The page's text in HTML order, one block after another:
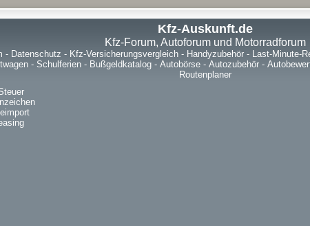
Kfz-Auskunft.de
Kfz-Forum, Autoforum und Motorradforum
- Datenschutz - Kfz-Versicherungsvergleich- Handyzubehör- Last-Minute-
- Schulferien - Bußgeldkatalog - Autobörse - Autozubehör -
Routenplaner